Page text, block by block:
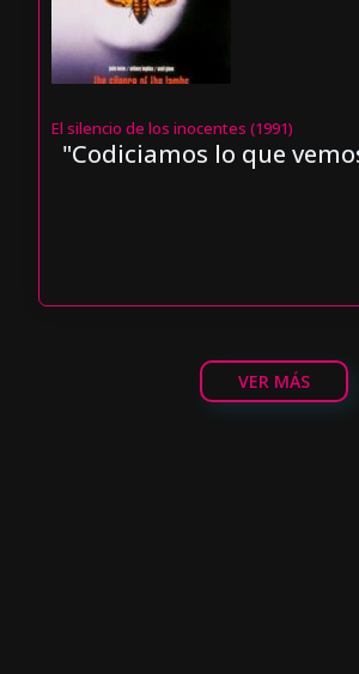
El silencio de los inocentes (1991)
"Codiciamos lo que
VER MÁS